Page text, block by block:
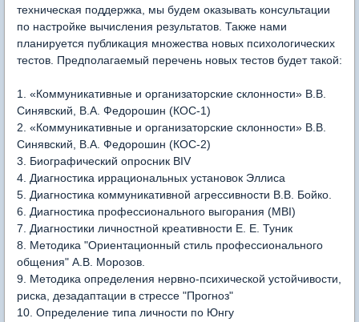
техническая поддержка, мы будем оказывать консультации
по настройке вычисления результатов. Также нами
планируется публикация множества новых психологических
тестов. Предполагаемый перечень новых тестов будет такой:
1. «Коммуникативные и организаторские склонности» В.В.
Синявский, В.А. Федорошин (КОС-1)
2. «Коммуникативные и организаторские склонности» В.В.
Синявский, В.А. Федорошин (КОС-2)
3. Биографический опросник BIV
4. Диагностика иррациональных установок Эллиса
5. Диагностика коммуникативной агрессивности В.В. Бойко.
6. Диагностика профессионального выгорания (MBI)
7. Диагностики личностной креативности Е. Е. Туник
8. Методика "Ориентационный стиль профессионального
общения" А.В. Морозов.
9. Методика определения нервно-психической устойчивости,
риска, дезадаптации в стрессе "Прогноз"
10. Определение типа личности по Юнгу